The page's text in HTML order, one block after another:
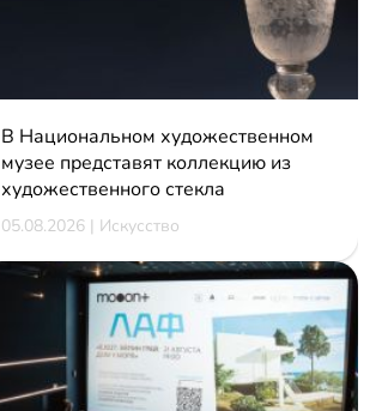
В Национальном художественном
музее представят коллекцию из
художественного стекла
05.08.2026 | Искусство